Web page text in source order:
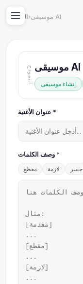
الرئيسية› موسيقى AI
النموذج موسيقى AI
إنشاء موسيقى
عنوان الأغنية *
وصف الكلمات *
مقطع لازمة جسر